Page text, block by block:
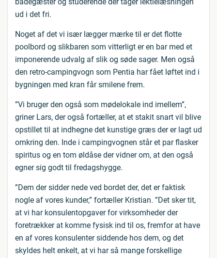
ud i det fri.
Noget af det vi især lægger mærke til er det flotte
poolbord og slikbaren som vitterligt er en bar med et
imponerende udvalg af slik og søde sager. Men også
den retro-campingvogn som Pentia har fået løftet ind i
bygningen med kran får smilene frem.
”Vi bruger den også som mødelokale ind imellem”,
griner Lars, der også fortæller, at et stakit snart vil blive
opstillet til at indhegne det kunstige græs der er lagt ud
omkring den. Inde i campingvognen står et par flasker
spiritus og en tom øldåse der vidner om, at den også
egner sig godt til fredagshygge.
”Dem der sidder nede ved bordet der, det er faktisk
nogle af vores kunder,” fortæller Kristian. ”Det sker tit,
at vi har konsulentopgaver for virksomheder der
foretrækker at komme fysisk ind til os, fremfor at have
en af vores konsulenter siddende hos dem, og det
skyldes helt enkelt, at vi har så mange forskellige